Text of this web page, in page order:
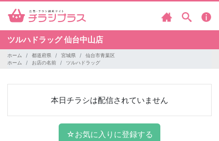
ツルハドラッグ仙台中山店
ホーム 都道府県 宮城県
仙台市青葉区
ホーム
お店の名前 ツルハドラッグ
本日チラシは配信されていません